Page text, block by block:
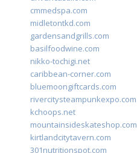
cmmedspa.com
midletontkd.com
gardensandgrills.com
basilfoodwine.com
nikko-tochigi.net
caribbean-corner.com
bluemoongiftcards.com
rivercitysteampunkexpo.com
kchoops.net
mountainsideskateshop.com
kirtlandcitytavern.com
301nutritionspot.com